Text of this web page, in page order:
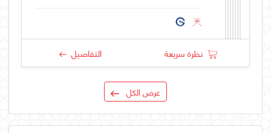
نظرة سريعة التفاصيل
عرض الكل